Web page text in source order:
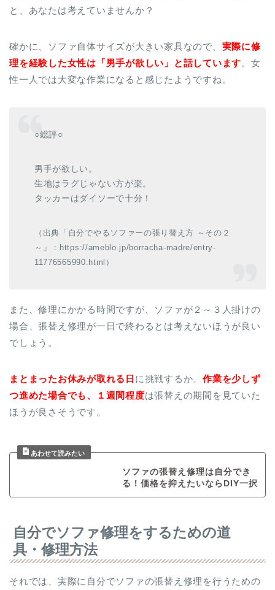
と、あなたは考えていませんか？
確かに、ソファ自体サイズが大きい家具なので、 実際に修
理を経験した女性は「男手が欲しい」と話しています。女
性一人では大変な作業になると感じたようですね。
○総評○
男手が欲しい。
生地はラグじゃない方が楽。
タッカーはダイソーで十分！
（出典「自分でやるソファーの張り替え方 ～その２
～」：https://ameblo.jp/borracha-madre/entry-
11776565990.html）
また、修理にかかる時間ですが、ソファが２～３人掛けの
場合、張替え修理が一日で終わるとは考えないほうが良い
でしょう。
まとまったお休みが取れる日 に挑戦するか、作業を少しず
つ進めた場合でも、１週間程度は張替えの期間を見ていた
ほうが良さそうです。
ソファの張替え修理は自分でき
る！価格を抑えたいならDIY一択
自分でソファ修理をするための道
具・修理方法
それでは、実際に自分でソファの張替え修理を行うための